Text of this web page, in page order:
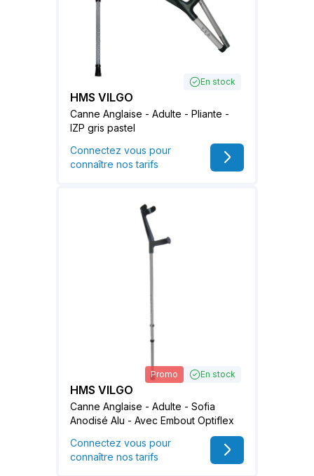
En stock
HMS VILGO
Canne Anglaise - Adulte - Pliante -
IZP gris pastel
Connectez vous pour
connaître nos tarifs
Promo En stock
HMS VILGO
Canne Anglaise - Adulte - Sofia
Anodisé Alu - Avec Embout Optiflex
Connectez vous pour
connaître nos tarifs